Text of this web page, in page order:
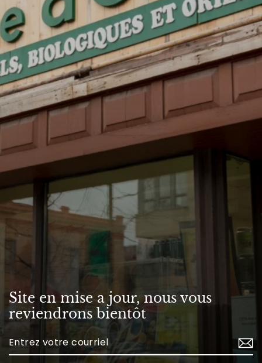
Site en mise a jour, nous vous
reviendrons bientôt
Enter